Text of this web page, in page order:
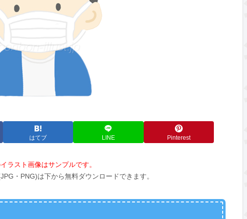
はてブ LINE Pinterest
ラスト画像はサンプルです。
・PNG)は下から無料ダウンロードできます。